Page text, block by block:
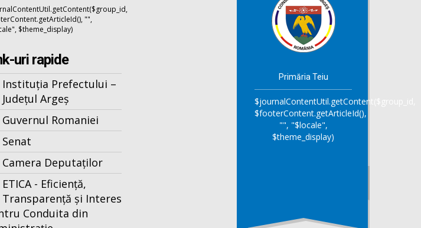
"",
$theme_display)
uri rapide
Instituția Prefectului –
Județul Argeș
Guvernul Romaniei
Senat
Camera Deputaților
ETICA - Eficiență,
Transparență și Interes
Conduita din
Primăria Teiu
$journalContentUtil.getContent($group_id,
$footerContent.getArticleId(),
"", "$locale",
$theme_display)